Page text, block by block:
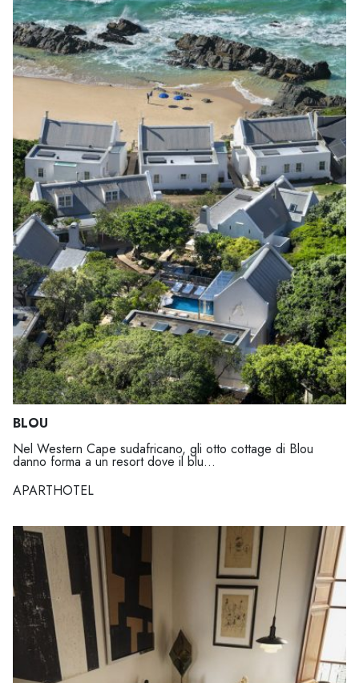
BLOU
Nel Western Cape sudafricano, gli otto cottage di Blou
danno forma a un resort dove il blu...
APARTHOTEL